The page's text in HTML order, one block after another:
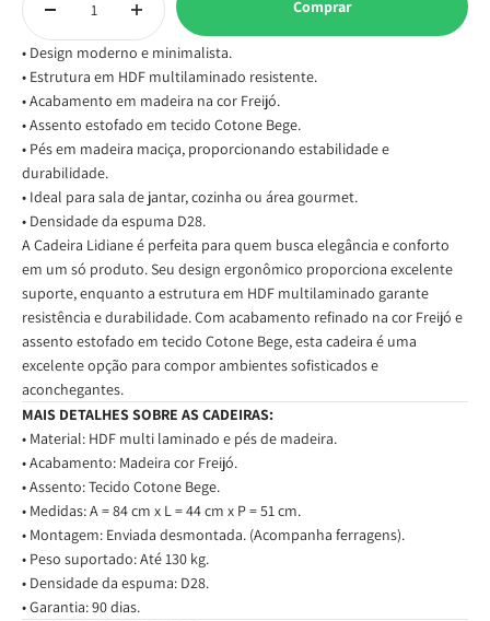
Comprar
• Design moderno e minimalista.
• Estrutura em HDF multilaminado resistente.
• Acabamento em madeira na cor Freijó.
• Assento estofado em tecido Cotone Bege.
• Pés em madeira maciça, proporcionando estabilidade e
durabilidade.
• Ideal para sala de jantar, cozinha ou área gourmet.
• Densidade da espuma D28.
A Cadeira Lidiane é perfeita para quem busca elegância e conforto
em um só produto. Seu design ergonômico proporciona excelente
suporte, enquanto a estrutura em HDF multilaminado garante
resistência e durabilidade. Com acabamento refinado na cor Freijó e
assento estofado em tecido Cotone Bege, esta cadeira é uma
excelente opção para compor ambientes sofisticados e
aconchegantes.
MAIS DETALHES SOBRE AS CADEIRAS:
• Material: HDF multi laminado e pés de madeira.
• Acabamento: Madeira cor Freijó.
• Assento: Tecido Cotone Bege.
• Medidas: A = 84 cm x L = 44 cm x P = 51 cm.
• Montagem: Enviada desmontada. (Acompanha ferragens).
• Peso suportado: Até 130 kg.
• Densidade da espuma: D28.
• Garantia: 90 dias.